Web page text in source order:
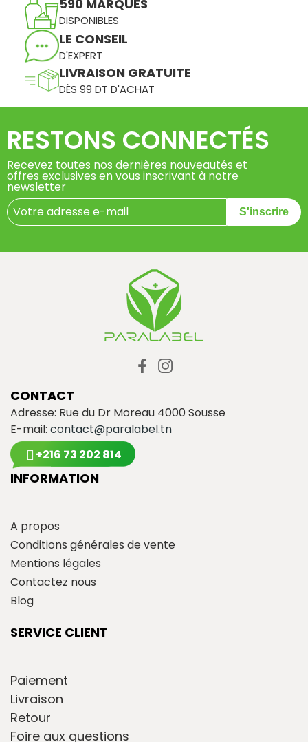
590 MARQUES
DISPONIBLES
LE CONSEIL
D'EXPERT
LIVRAISON GRATUITE
DÈS 99 DT D'ACHAT
RESTONS CONNECTÉS
Recevez toutes nos dernières nouveautés et
offres exclusives en vous inscrivant à notre
newsletter
S'inscrire
CONTACT
Adresse: Rue du Dr Moreau 4000 Sousse
E-mail: contact@paralabel.tn
+216 73 202 814
INFORMATION
A propos
Conditions générales de vente
Mentions légales
Contactez nous
Blog
SERVICE CLIENT
Paiement
Livraison
Retour
Foire aux questions